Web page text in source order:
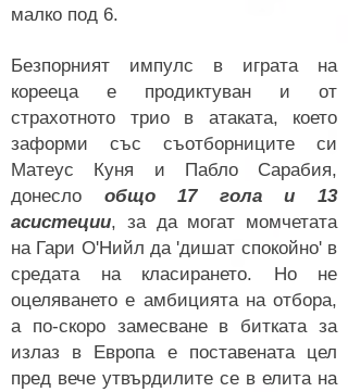
малко под 6.
Безпорният импулс в играта на
корееца е продиктуван и от
страхотното трио в атаката, което
заформи със съотборниците си
Матеус Куня и Пабло Сарабия,
донесло общо 17 гола и 13
асистеции, за да могат момчетата
на Гари О'Нийл да 'дишат спокойно' в
средата на класирането. Но не
оцеляването е амбицията на отбора,
а по-скоро замесване в битката за
излаз в Европа е поставената цел
пред вече утвърдилите се в елита на